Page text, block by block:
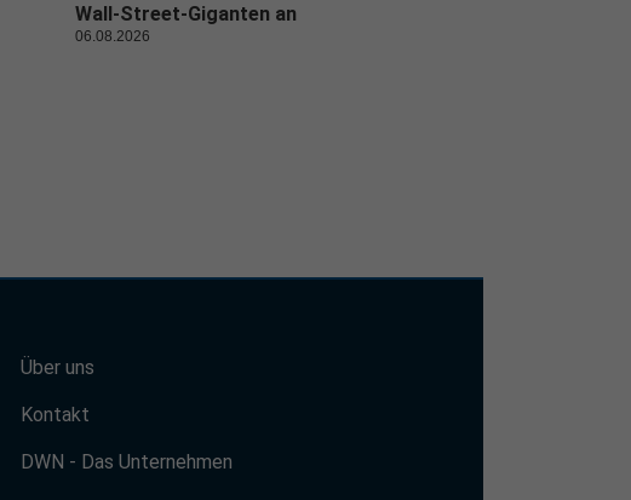
Wall-Street-Giganten an
06.08.2026
Über uns
Kontakt
DWN - Das Unternehmen